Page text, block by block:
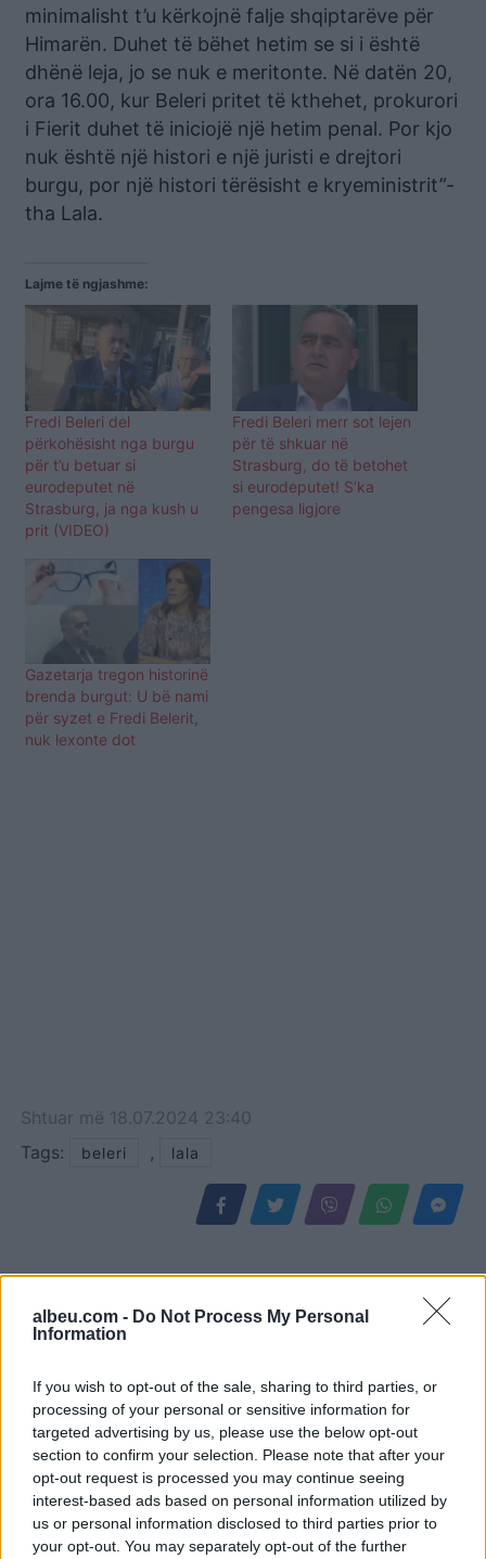
albeu.com - Do Not Process My Personal
Information
If you wish to opt-out of the sale, sharing to third parties, or
processing of your personal or sensitive information for
targeted advertising by us, please use the below opt-out
section to confirm your selection. Please note that after your
opt-out request is processed you may continue seeing
interest-based ads based on personal information utilized by
us or personal information disclosed to third parties prior to
your opt-out. You may separately opt-out of the further
minimalisht t’u kërkojnë falje shqiptarëve për
Himarën. Duhet të bëhet hetim se si i është
dhënë leja, jo se nuk e meritonte. Në datën 20,
ora 16.00, kur Beleri pritet të kthehet, prokurori
i Fierit duhet të iniciojë një hetim penal. Por kjo
nuk është një histori e një juristi e drejtori
burgu, por një histori tërësisht e kryeministrit”-
tha Lala.
Lajme të ngjashme:
Fredi Beleri del
përkohësisht nga burgu
për t’u betuar si
eurodeputet në
Strasburg, ja nga kush u
prit (VIDEO)
Fredi Beleri merr sot lejen
për të shkuar në
Strasburg, do të betohet
si eurodeputet! S’ka
pengesa ligjore
Gazetarja tregon historinë
brenda burgut: U bë nami
për syzet e Fredi Belerit,
nuk lexonte dot
Shtuar më 18.07.2024 23:40
Tags:
beleri , lala
Hetimi i BBC: Rusia ka
sekuestruar ose synon të
marrë mbi 34 mijë prona
të ukrainasve në zonat e
Gjendet pa shenja jete në
pallat një 47-vjeçar në
Elbasan, çfarë dyshohet